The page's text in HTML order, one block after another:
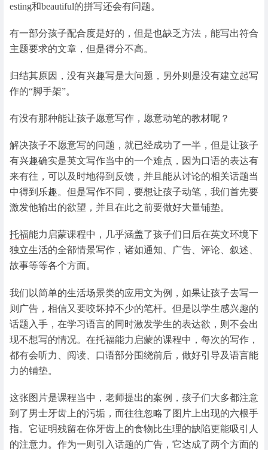
esting和beautiful的拼写还会有问题。
有一部分孩子配合度是好的，但是也缺乏方法，能写出符合
主题要求的文章，但是得分不高。
归结其原因，没有兴趣写是大问题，另外则是没有建立起写
作的“脚手架”。
有没有那种能让孩子愿意写作，愿意动笔的教材呢？
解决孩子不愿意写的问题，就已经成功了一半，但是让孩子
有兴趣确实是英文写作当中的一个难点，因为口语的表达有
来有往，可以及时地得到反馈，并且能从讨论的相关话题当
中得到乐趣。但是写作不同，要想让孩子动笔，我们首先要
激发他输出的欲望，并且在此之前要做好大量铺垫。
托福能力启蒙课程中，几乎涵盖了孩子们日后在英文环境下
独立生活的全部情景写作，诸如通知、广告、评论、叙述、
故事等等各个方面。
我们以简单的生活场景类的应用文为例，如果让孩子去写一
则广告，相信又要咬坏掉不少的笔杆。但是以学生感兴趣的
话题入手，在学习语言的同时激发学生的表达欲，则不会出
现不想写的情况。在托福能力启蒙的课程中，每次的写作，
都有会听力、阅读、口语部分围绕前后，做好引导及语言能
力的铺垫。
这张图片是课程当中，老师提出的案例，孩子们大多都注意
到了男士牙齿上的污垢，而往往忽略了图片上出现的六根手
指。它证明残留在你牙齿上的食物比生理的缺陷更能吸引人
的注意力。作为一则引入话题的广告，它达成了两个方面的